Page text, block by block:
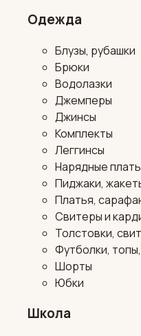
Одежда
Блузы, рубашки
Брюки
Водолазки
Джемперы
Джинсы
Комплекты
Леггинсы
Нарядные
Пиджаки,
Платья,
Свитеры и
Толстовки,
Футболки,
Шорты
Юбки
Школа